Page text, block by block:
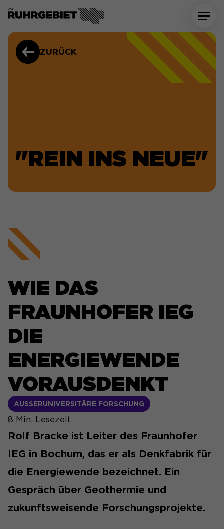
ZURÜCK
"REIN INS NEUE"
WIE DAS
FRAUNHOFER IEG
DIE
ENERGIEWENDE
VORAUSDENKT
AUSSERUNIVERSITÄRE FORSCHUNG
8 Min. Lesezeit
Rolf Bracke ist Leiter des Fraunhofer
IEG in Bochum, das er als Denkfabrik für
die Energiewende bezeichnet. Ein
Gespräch über Geothermie und
zukunftsweisende Forschungsprojekte.